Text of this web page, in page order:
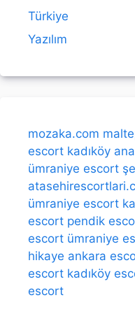
Türkiye
Yazılım
mozaka.com
escort kadıköy
ümraniye escort
ümraniye escort
escort pendik
escort ümraniye
hikaye ankara
escort kadıköy
escort